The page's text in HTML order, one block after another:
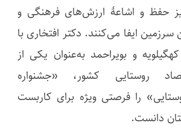
حفظ و اشاعهٔ ارزش‌های فرهنگی و
سرزمین ایفا می‌کنند. دکتر افتخاری با
و بویراحمد به‌عنوان یکی از
روستایی کشور، «جشنواره
را فرصتی ویژه برای کاربست
دانست.